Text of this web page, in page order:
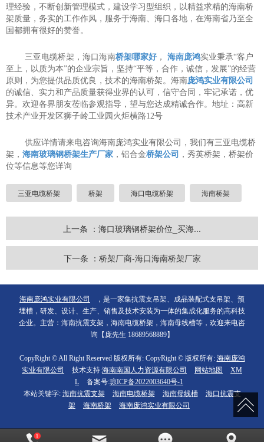
理经验，不断创新管理模式，建设学习型组织，以精益求精的海南桥
架质量，务实的工作作风，服务于海南、海口各地，在海南省乃至全
国都拥有很好的赞誉。
三亚电缆桥架，海口海南桥架哪家好 ， 海南庞鸿实业秉承“客户
至上，以质为本”的企业宗旨，坚持“平等，合作，诚信，发展”的经营
原则，为您提供品质优良，技术的海南桥架。海南庞鸿实业有限公司
的诚信、实力和产品质量获得业界的认可，信守合同，牢记承诺，优
异。欢迎各界朋友莅临参观指导，望与您达成精诚合作。地址：高新
技术产业开发区狮子岭工业园火炬横路12号
供应详情请来电咨询海南庞鸿实业有限公司，我们有三亚电缆桥
架， 海南玻璃钢桥架生产厂家 ，铝合金桥架公司
，秀英桥架，桥架价
位等信息等您详询
三亚电缆桥架 桥架 海口电缆桥架 海南桥架
上一条 ：海口玻璃钢桥架价位_买海...
下一条 ：桥架厂商-海口海南桥架厂家
海南庞鸿实业有限公司
，是一家集抗震支吊架、成品装配式支吊架、预
埋槽，研发、设计、生产、销售及技术安装为一体的集成化服务的高科技
企业。主营：海南抗震支架，海南电缆桥架，海南母线槽等，欢迎来电咨
询【庞先生 18689568889】
CopyRight © All Right Reserved 版权所有: CopyRight © 版权所有: 海南庞鸿
实业有限公司
技术支持:海南南国人力资源有限公司 网站地图
XM
L
备案号:琼ICP备2022003640号-1
本站关键字: 海南抗震支架 海南电缆桥架 海南母线槽
海口抗震支
架
海南桥架 海南庞鸿实业有限公司